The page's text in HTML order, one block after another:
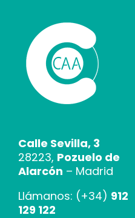
Calle Sevilla, 3
28223, Pozuelo de
Alarcón – Madrid
Llámanos: (+34) 912
129 122